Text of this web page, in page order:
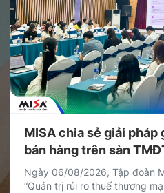
MISA chia sẻ giải
bán hàng trên sàn
Ngày 06/08/2026, Tập đoàn
“Quản trị rủi ro thuế thương